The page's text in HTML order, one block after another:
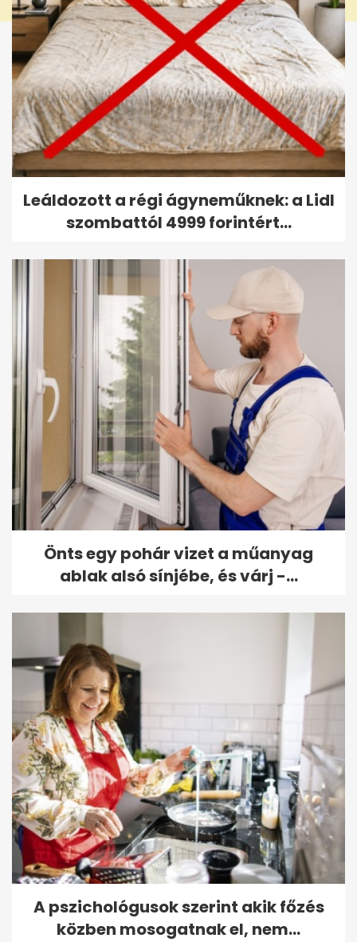
Leáldozott a régi ágyneműknek: a Lidl
szombattól 4999 forintért...
Önts egy pohár vizet a műanyag
ablak alsó sínjébe, és várj -...
A pszichológusok szerint akik főzés
közben mosogatnak el, nem...